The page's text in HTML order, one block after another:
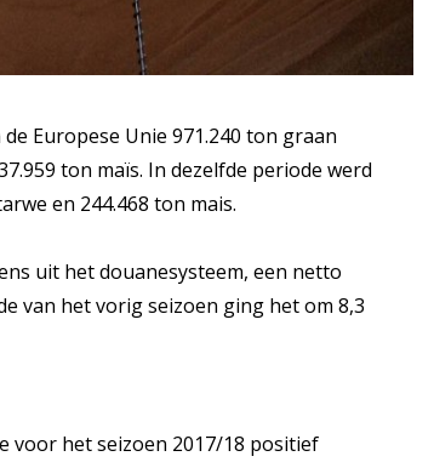
Europese Unie 971.240 ton graan
ton maïs. In dezelfde periode werd
en 244.468 ton mais.
uit het douanesysteem, een netto
van het vorig seizoen ging het om 8,3
voor het seizoen 2017/18 positief